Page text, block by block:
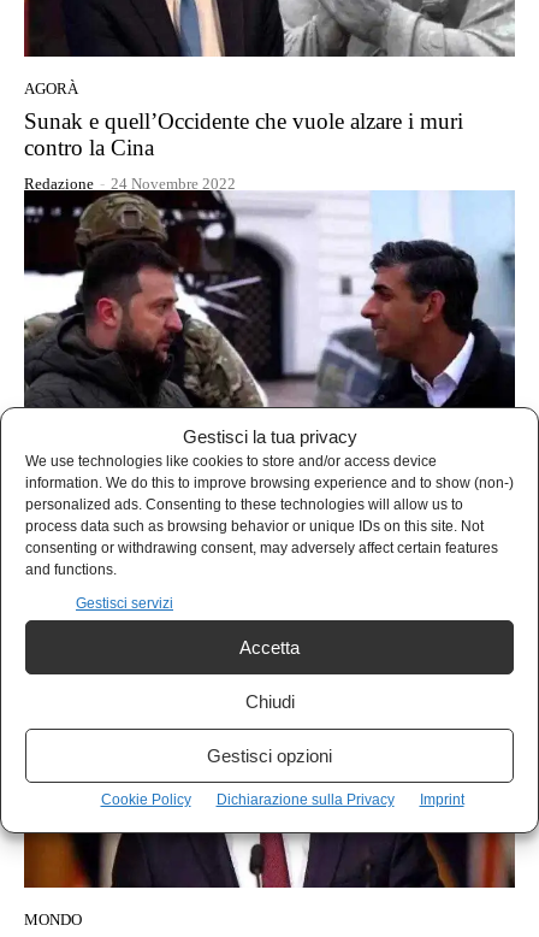
Gestisci la tua privacy
We use technologies like cookies to store and/or access device
information. We do this to improve browsing experience and to show (non-)
personalized ads. Consenting to these technologies will allow us to
process data such as browsing behavior or unique IDs on this site. Not
consenting or withdrawing consent, may adversely affect certain features
and functions.
Gestisci servizi
Accetta
Chiudi
Gestisci opzioni
Cookie Policy Dichiarazione sulla Privacy Imprint
AGORÀ
Sunak e quell’Occidente che vuole alzare i muri
contro la Cina
Redazione - 24 Novembre 2022
NEWS
Sunak incontra Zelensky: “Avanti con la guerra”
MONDO